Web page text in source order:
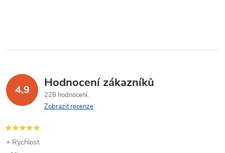
4,9 Hodnocení zákazníků
228 hodnocení
Zobrazit recenze
+ Rychlost